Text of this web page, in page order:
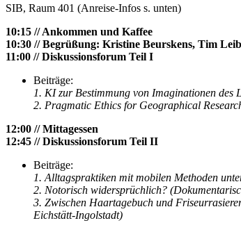
SIB, Raum 401 (Anreise-Infos s. unten)
10:15 // Ankommen und Kaffee
10:30 // Begrüßung: Kristine Beurskens, Tim
11:00 // Diskussionsforum Teil I
Beiträge:
1. KI zur Bestimmung von Imaginationen
2. Pragmatic Ethics for Geographical
12:00 // Mittagessen
12:45 // Diskussionsforum Teil II
Beiträge:
1. Alltagspraktiken mit mobilen Methoden
2. Notorisch widersprüchlich?
3. Zwischen Haartagebuch und
Eichstätt-Ingolstadt)